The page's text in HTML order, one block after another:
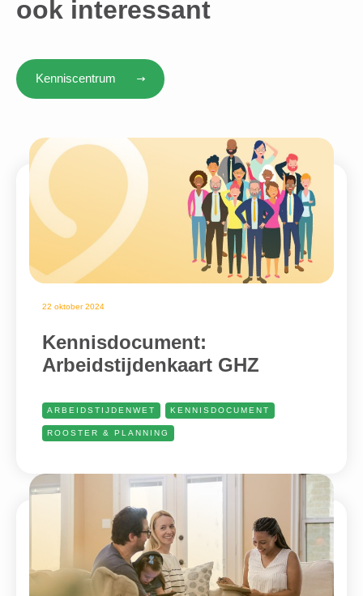
ook interessant
Kenniscentrum
22 oktober 2024
Kennisdocument:
Arbeidstijdenkaart GHZ
ARBEIDSTIJDENWET KENNISDOCUMENT
ROOSTER & PLANNING